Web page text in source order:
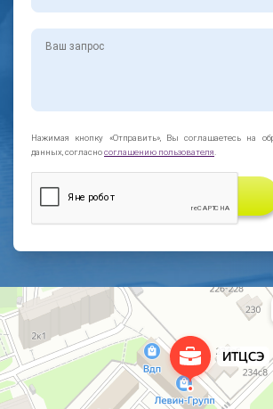
Нажимая кнопку «Отправить», Вы соглашаетесь на
данных, согласносоглашению пользователя.